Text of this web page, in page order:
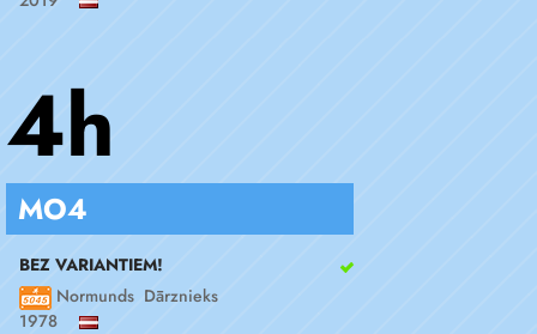
4h
MO4
BEZ VARIANTIEM!
Normunds Dārznieks
1978